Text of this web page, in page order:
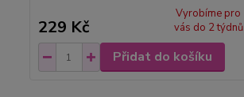
229 Kč
Vyrobíme pro
vás do 2 týdnů
Přidat do košíku